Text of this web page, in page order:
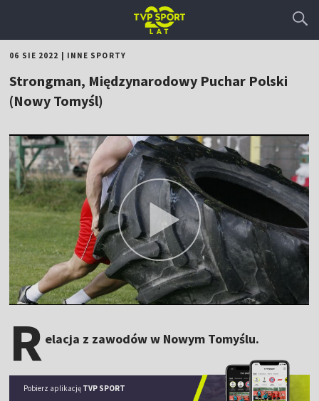
06 SIE 2022 INNE SPORTY
Strongman, Międzynarodowy Puchar Polski
(Nowy Tomyśl)
R elacja z zawodów w Nowym Tomyślu.
Pobierz aplikację TVP SPORT